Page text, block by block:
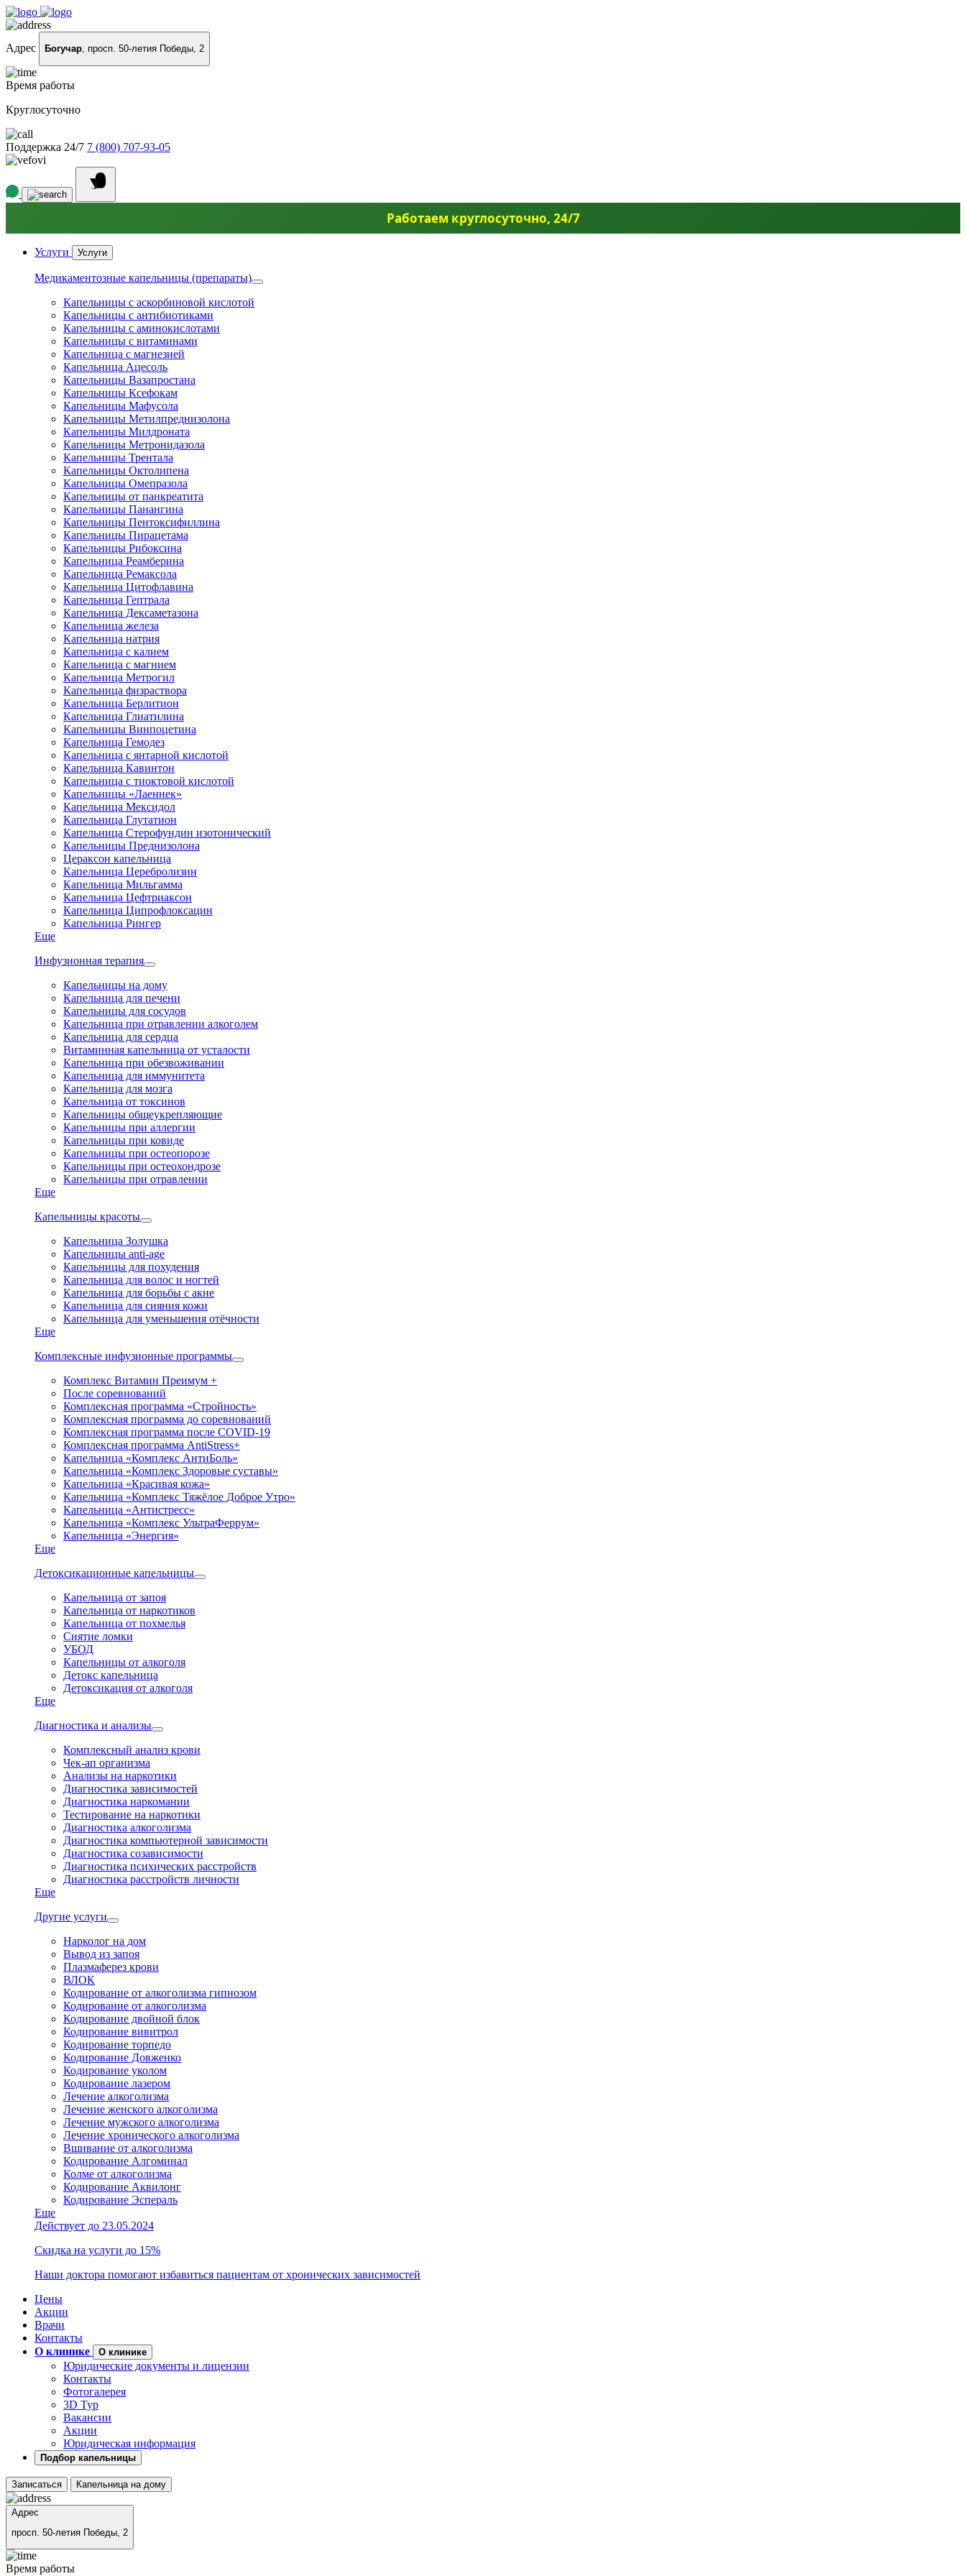
Адрес Богучар, просп. 50-летия Победы, 2
Время работы
Круглосуточно
Поддержка 24/7 7 (800) 707-93-05
Работаем круглосуточно, 24/7
Услуги Услуги
Медикаментозные капельницы (препараты)
Капельницы с аскорбиновой кислотой
Капельницы с антибиотиками
Капельницы с аминокислотами
Капельницы с витаминами
Капельница с магнезией
Капельница Ацесоль
Капельницы Вазапростана
Капельницы Ксефокам
Капельницы Мафусола
Капельницы Метилпреднизолона
Капельницы Милдроната
Капельницы Метронидазола
Капельницы Трентала
Капельницы Октолипена
Капельницы Омепразола
Капельницы от панкреатита
Капельницы Панангина
Капельницы Пентоксифиллина
Капельницы Пирацетама
Капельницы Рибоксина
Капельница Реамберина
Капельница Ремаксола
Капельница Цитофлавина
Капельница Гептрала
Капельница Дексаметазона
Капельница железа
Капельница натрия
Капельница с калием
Капельница с магнием
Капельница Метрогил
Капельница физраствора
Капельница Берлитион
Капельница Глиатилина
Капельницы Винпоцетина
Капельница Гемодез
Капельница с янтарной кислотой
Капельница Кавинтон
Капельница с тиоктовой кислотой
Капельницы «Лаеннек»
Капельница Мексидол
Капельница Глутатион
Капельница Стерофундин изотонический
Капельницы Преднизолона
Цераксон капельница
Капельница Церебролизин
Капельница Мильгамма
Капельница Цефтриаксон
Капельница Ципрофлоксацин
Капельница Рингер
Еще
Инфузионная терапия
Капельницы на дому
Капельница для печени
Капельницы для сосудов
Капельница при отравлении алкоголем
Капельница для сердца
Витаминная капельница от усталости
Капельница при обезвоживании
Капельница для иммунитета
Капельница для мозга
Капельница от токсинов
Капельницы общеукрепляющие
Капельницы при аллергии
Капельницы при ковиде
Капельницы при остеопорозе
Капельницы при остеохондрозе
Капельницы при отравлении
Еще
Капельницы красоты
Капельница Золушка
Капельницы anti-age
Капельницы для похудения
Капельница для волос и ногтей
Капельница для борьбы с акне
Капельница для сияния кожи
Капельница для уменьшения отёчности
Еще
Комплексные инфузионные программы
Комплекс Витамин Преимум +
После соревнований
Комплексная программа «Стройность»
Комплексная программа до соревнований
Комплексная программа после COVID-19
Комплексная программа AntiStress+
Капельница «Комплекс АнтиБоль»
Капельница «Комплекс Здоровые суставы»
Капельница «Красивая кожа»
Капельница «Комплекс Тяжёлое Доброе Утро»
Капельница «Антистресс»
Капельница «Комплекс УльтраФеррум»
Капельница «Энергия»
Еще
Детоксикационные капельницы
Капельница от запоя
Капельница от наркотиков
Капельница от похмелья
Снятие ломки
УБОД
Капельницы от алкоголя
Детокс капельница
Детоксикация от алкоголя
Еще
Диагностика и анализы
Комплексный анализ крови
Чек-ап организма
Анализы на наркотики
Диагностика зависимостей
Диагностика наркомании
Тестирование на наркотики
Диагностика алкоголизма
Диагностика компьютерной зависимости
Диагностика созависимости
Диагностика психических расстройств
Диагностика расстройств личности
Еще
Другие услуги
Нарколог на дом
Вывод из запоя
Плазмаферез крови
ВЛОК
Кодирование от алкоголизма гипнозом
Кодирование от алкоголизма
Кодирование двойной блок
Кодирование вивитрол
Кодирование торпедо
Кодирование Довженко
Кодирование уколом
Кодирование лазером
Лечение алкоголизма
Лечение женского алкоголизма
Лечение мужского алкоголизма
Лечение хронического алкоголизма
Вшивание от алкоголизма
Кодирование Алгоминал
Колме от алкоголизма
Кодирование Аквилонг
Кодирование Эспераль
Еще
Действует до 23.05.2024
Скидка на услуги до 15%
Наши доктора помогают избавиться пациентам от хронических зависимостей
Цены
Акции
Врачи
Контакты
О клинике
О клинике
Юридические документы и лицензии
Контакты
Фотогалерея
3D Тур
Вакансии
Акции
Юридическая информация
Подбор капельницы
Записаться Капельница на дому
Адрес
просп. 50-летия Победы, 2
Время работы